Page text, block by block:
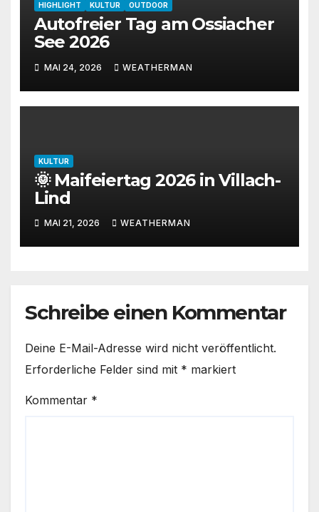
HIGHLIGHT KULTUR OUTDOOR
Autofreier Tag am Ossiacher
See 2026
MAI 24, 2026 WEATHERMAN
KULTUR
🌞 Maifeiertag 2026 in Villach-
Lind
MAI 21, 2026 WEATHERMAN
Schreibe einen Kommentar
Deine E-Mail-Adresse wird nicht veröffentlicht.
Erforderliche Felder sind mit * markiert
Kommentar *